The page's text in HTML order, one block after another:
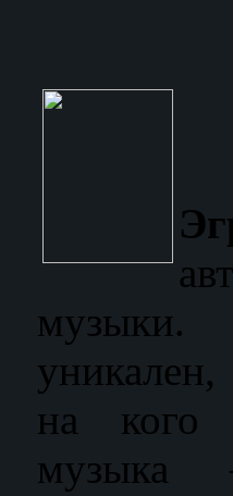
на кого
музыка